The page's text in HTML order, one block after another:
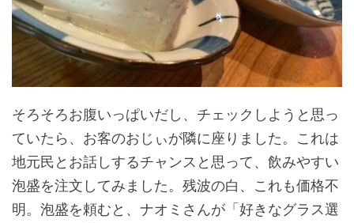
そろそろお腹いっぱいだし、チェックしようと思っ
ていたら、お客のおじぃが隣に座りました。これは
地元民とお話しするチャンスと思って、飲みやすい
泡盛を注文してみました。残波の白、これも価格不
明。泡盛を頼むと、ナオミさんが「好きなグラス選